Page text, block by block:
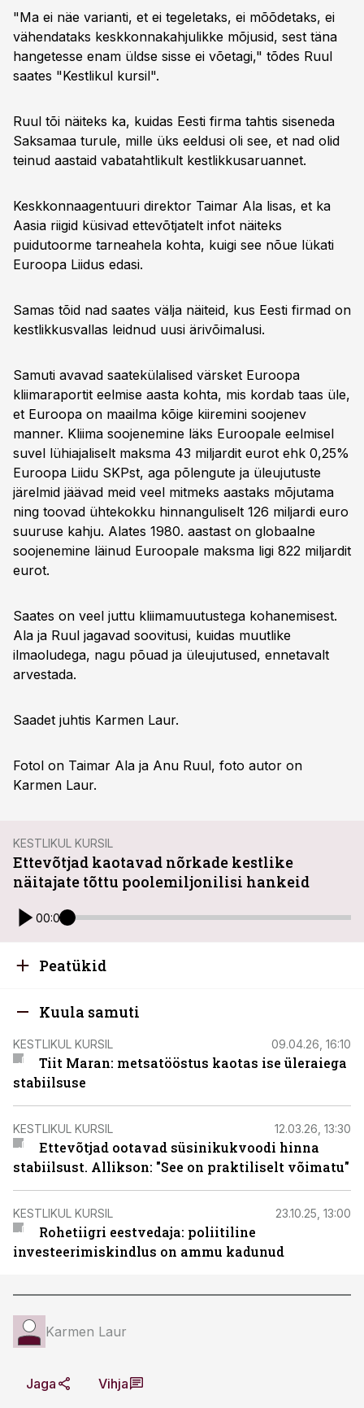
42:00
Kokkuvõte ja Tuleviku Perspektiivid
"Ma ei näe varianti, et ei tegeletaks, ei mõõdetaks, ei
vähendataks keskkonnakahjulikke mõjusid, sest täna
hangetesse enam üldse sisse ei võetagi," tõdes Ruul
saates "Kestlikul kursil".
Ruul tõi näiteks ka, kuidas Eesti firma tahtis siseneda
Saksamaa turule, mille üks eeldusi oli see, et nad olid
teinud aastaid vabatahtlikult kestlikkusaruannet.
Keskkonnaagentuuri direktor Taimar Ala lisas, et ka
Aasia riigid küsivad ettevõtjatelt infot näiteks
puidutoorme tarneahela kohta, kuigi see nõue lükati
Euroopa Liidus edasi.
Samas tõid nad saates välja näiteid, kus Eesti firmad on
kestlikkusvallas leidnud uusi ärivõimalusi.
Samuti avavad saatekülalised värsket Euroopa
kliimaraportit eelmise aasta kohta, mis kordab taas üle,
et Euroopa on maailma kõige kiiremini soojenev
manner. Kliima soojenemine läks Euroopale eelmisel
suvel lühiajaliselt maksma 43 miljardit eurot ehk 0,25%
Euroopa Liidu SKPst, aga põlengute ja üleujutuste
järelmid jäävad meid veel mitmeks aastaks mõjutama
ning toovad ühtekokku hinnanguliselt 126 miljardi euro
suuruse kahju. Alates 1980. aastast on globaalne
soojenemine läinud Euroopale maksma ligi 822 miljardit
eurot.
Saates on veel juttu kliimamuutustega kohanemisest.
Ala ja Ruul jagavad soovitusi, kuidas muutlike
ilmaoludega, nagu põuad ja üleujutused, ennetavalt
arvestada.
Saadet juhtis Karmen Laur.
Fotol on Taimar Ala ja Anu Ruul, foto autor on
Karmen Laur.
KESTLIKUL KURSIL
Ettevõtjad kaotavad nõrkade kestlike
näitajate tõttu poolemiljonilisi hankeid
00:00
Peatükid
Kuula samuti
KESTLIKUL KURSIL 09.04.26, 16:10
Tiit Maran: metsatööstus kaotas ise üleraiega
stabiilsuse
KESTLIKUL KURSIL 12.03.26, 13:30
Ettevõtjad ootavad süsinikukvoodi hinna
stabiilsust. Allikson: "See on praktiliselt võimatu"
KESTLIKUL KURSIL 23.10.25, 13:00
Rohetiigri eestvedaja: poliitiline
investeerimiskindlus on ammu kadunud
Karmen Laur
Jaga Vihja